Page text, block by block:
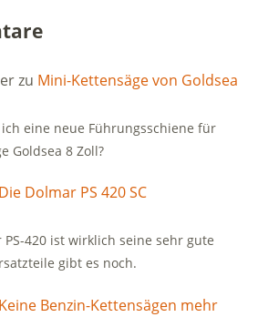
zu Mini-Kettensäge von Goldsea
eine neue Führungsschiene für
Goldsea 8 Zoll?
Die Dolmar PS 420 SC
PS-420 ist wirklich seine sehr gute
gibt es noch.
Keine Benzin-Kettensägen mehr